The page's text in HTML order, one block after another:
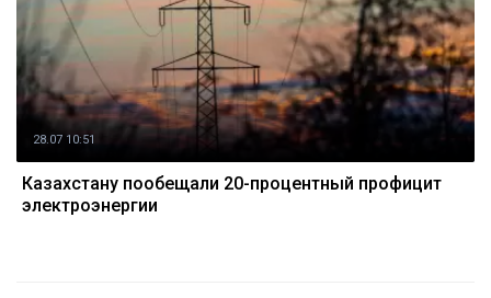
28.07 10:51
Казахстану пообещали 20-процентный профицит
электроэнергии